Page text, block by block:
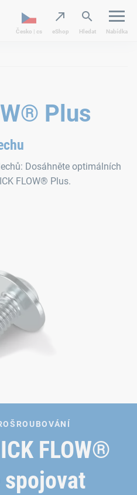
Česko | cs eShop Hledat Nabídka
Plus
Dosáhněte optimálních
FLOW® Plus.
FLOW®
spojovat